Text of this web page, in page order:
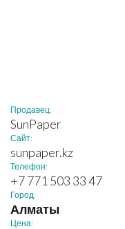
Продавец:
SunPaper
Сайт:
sunpaper.kz
Телефон:
+7 771 503 33 47
Город:
Алматы
Цена: